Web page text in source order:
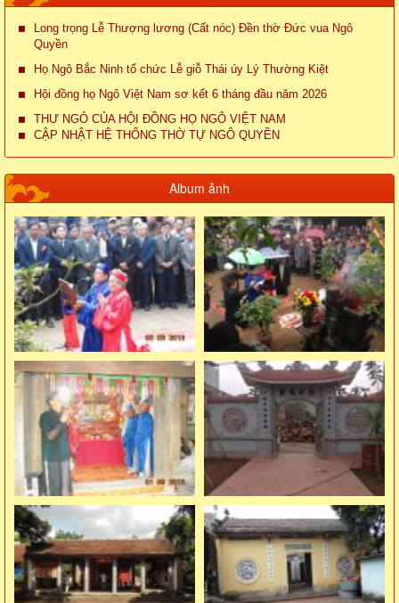
Long trọng Lễ Thượng lương (Cất nóc) Đền thờ Đức vua Ngô
Quyền
Họ Ngô Bắc Ninh tổ chức Lễ giỗ Thái úy Lý Thường Kiệt
Hội đồng họ Ngô Việt Nam sơ kết 6 tháng đầu năm 2026
THƯ NGỎ CỦA HỘI ĐỒNG HỌ NGÔ VIỆT NAM
CẬP NHẬT HỆ THỐNG THỜ TỰ NGÔ QUYỀN
Album ảnh